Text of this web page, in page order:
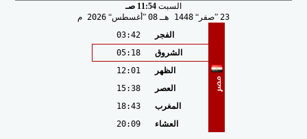
السبت 11:54 صـ
23
صفر 1448 هـ 08 أغسطس 2026 م
مصر
الفجر
03:42
الشروق
05:18
الظهر
12:01
العصر
15:38
المغرب
18:43
العشاء
20:09